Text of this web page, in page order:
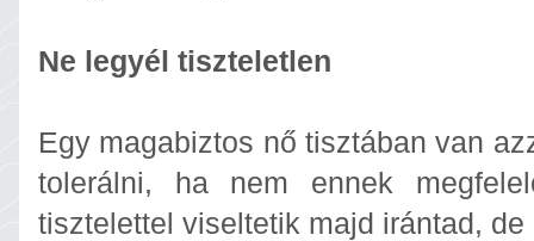
Ne legyél tiszteletlen
Egy magabiztos nő tisztában van
tolerálni, ha nem ennek
tisztelettel viseltetik majd irántad,